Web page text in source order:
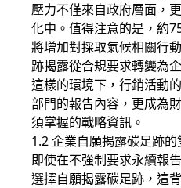
壓力不僅來自政府層面，
化中。值得注意的是，約
將增加對採取氣候相關行
跡揭露從合規要求轉變為
這樣的環境下，行銷活動
部門的報告內容，更成為
須掌握的戰略資訊。
1.2 企業自願揭露碳足跡
即使在不強制要求永續報
選擇自願揭露碳足跡，這